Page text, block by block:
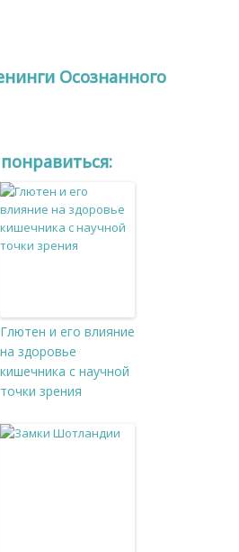
Осознанного
Глютен и его влияние
на здоровье
кишечника с научной
точки зрения